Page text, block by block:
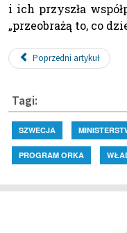
i ich przyszła
„przeobrażą to, co
Poprzedni artykuł
Tagi:
SZWECJA
PROGRAM ORKA